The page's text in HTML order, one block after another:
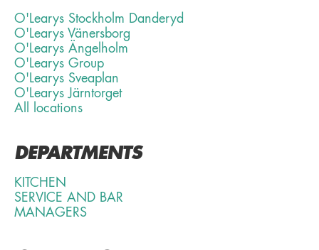
O'Learys Stockholm Danderyd
O'Learys Vänersborg
O'Learys Ängelholm
O'Learys Group
O'Learys Sveaplan
O'Learys Järntorget
All locations
DEPARTMENTS
KITCHEN
SERVICE AND BAR
MANAGERS